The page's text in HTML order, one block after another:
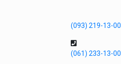
(093) 219-13-00
(061) 233-13-00